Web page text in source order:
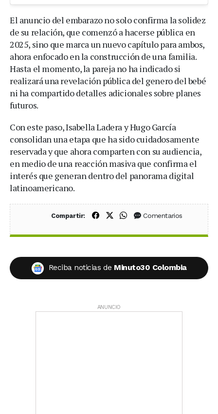
El anuncio del embarazo no solo confirma la solidez
de su relación, que comenzó a hacerse pública en
2025, sino que marca un nuevo capítulo para ambos,
ahora enfocado en la construcción de una familia.
Hasta el momento, la pareja no ha indicado si
realizará una revelación pública del genero del bebé
ni ha compartido detalles adicionales sobre planes
futuros.
Con este paso, Isabella Ladera y Hugo García
consolidan una etapa que ha sido cuidadosamente
reservada y que ahora comparten con su audiencia,
en medio de una reacción masiva que confirma el
interés que generan dentro del panorama digital
latinoamericano.
Compartir: Compartir en Facebook
Compartir en X (Twitter)
Compartir en WhatsApp
Comentarios
Reciba noticias de Minuto30 Colombia
ANUNCIO